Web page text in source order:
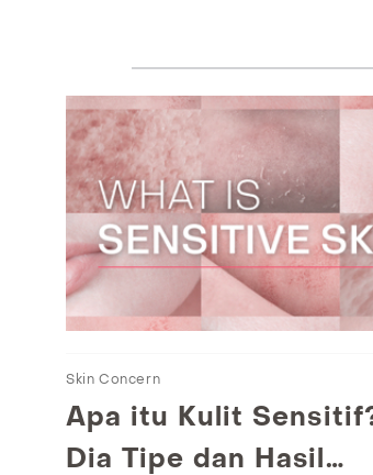
Skin Concern
Apa itu Kulit
Dia Tipe dan Hasil